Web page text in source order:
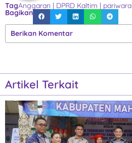
TagAnggaran | DPRD Kaltim | pariwara
Bagikan
Berikan Komentar
Artikel Terkait